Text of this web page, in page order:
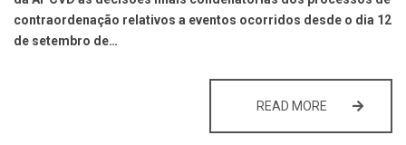
contraordenação relativos a eventos ocorridos desde o dia 12
de setembro de…
READ MORE